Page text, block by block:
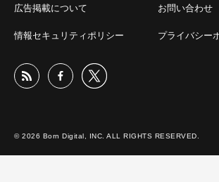
広告掲載について お問い合わせ
情報セキュリティポリシー プライバシー
© 2026 Born Digital, INC. ALL RIGHTS RESERVED.